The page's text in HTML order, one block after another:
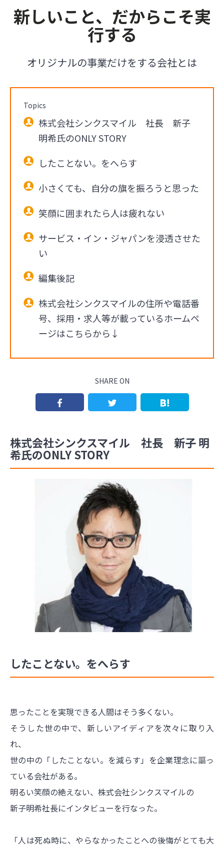
新しいこと、だからこそ実
行する
オリジナルの事業だけをする会社とは
Topics
株式会社シンクスマイル 社長 新子
明希氏のONLY STORY
したことない。をへらす
小さくても、自分の旗を振ろうと思った
笑顔に囲まれたら人は疲れない
サービス・イン・ジャパンを浸透させた
い
編集後記
株式会社シンクスマイルの住所や電話番
号、採用・求人等が載っているホームペ
ージはこちらから↓
SHARE ON
株式会社シンクスマイル 社長 新子 明
希氏のONLY STORY
したことない。をへらす
思ったことを実現できる人間はそう多くない。
そうした世の中で、新しいアイディアを次々に取り入
れ、
世の中の「したことない。を減らす」を企業理念に謳っ
ている会社がある。
明るい笑顔の絶えない、株式会社シンクスマイルの
新子明希社長にインタビューを行なった。
「人は死ぬ時に、やらなかったことへの後悔がとても大